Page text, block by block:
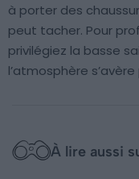
à porter des
peut tacher. Pour
privilégiez la basse
l’atmosphère
À lire aussi